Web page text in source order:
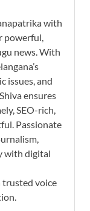
with
powerful,
news. With
issues, and
ensures
SEO-rich,
Passionate
with digital
trusted voice